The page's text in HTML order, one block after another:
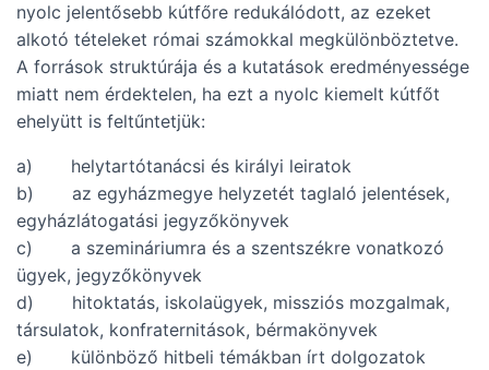
nyolc jelentősebb kútfőre redukálódott, az ezeket
alkotó tételeket római számokkal megkülönböztetve.
A források struktúrája és a kutatások eredményessége
miatt nem érdektelen, ha ezt a nyolc kiemelt kútfőt
ehelyütt is feltűntetjük:
a) helytartótanácsi és királyi leiratok
b) az egyházmegye helyzetét taglaló jelentések,
egyházlátogatási jegyzőkönyvek
c) a szemináriumra és a szentszékre vonatkozó
ügyek, jegyzőkönyvek
d) hitoktatás, iskolaügyek, missziós mozgalmak,
társulatok, konfraternitások, bérmakönyvek
e) különböző hitbeli témákban írt dolgozatok